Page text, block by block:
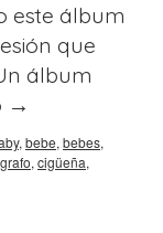
este álbum
que
álbum
→
, bebe, bebes,
, cigüeña,